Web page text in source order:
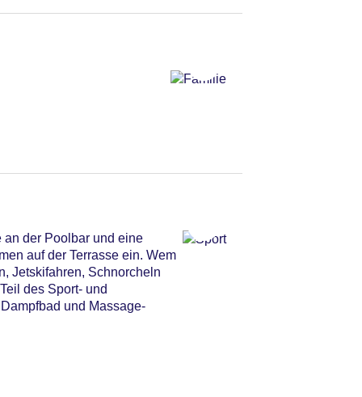
an der Poolbar und eine
auf der Terrasse ein. Wem
Jetskifahren, Schnorcheln
des Sport- und
und Massage-